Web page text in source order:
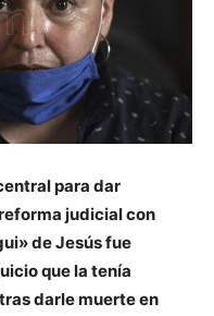
para dar
judicial con
de Jesús fue
que la tenía
darle muerte en